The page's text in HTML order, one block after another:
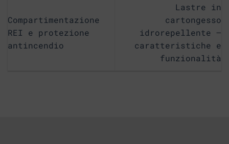
Compartimentazione
REI e protezione
antincendio
Lastre in
cartongesso
idrorepellente –
caratteristiche e
funzionalità